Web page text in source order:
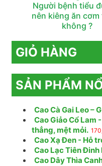
Người bệnh tiểu
nên kiêng ăn cơm
không ?
GIỎ HÀNG
SẢN PHẨM
Cao Cà Gai Leo –
Cao Giảo Cổ Lam
thẳng, mệt mỏi.
Cao Xạ Đen - Hỗ
Cao Lạc Tiên
Cao Dây Thìa